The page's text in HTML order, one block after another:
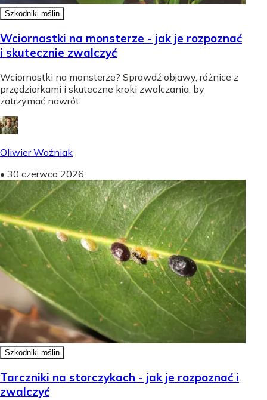
Szkodniki roślin
Wciornastki na monsterze - jak je rozpoznać
i skutecznie zwalczyć
Wciornastki na monsterze? Sprawdź objawy, różnice z
przędziorkami i skuteczne kroki zwalczania, by
zatrzymać nawrót.
Oliwier Woźniak
• 30 czerwca 2026
Szkodniki roślin
Tarczniki na storczykach - jak je rozpoznać i
zwalczyć